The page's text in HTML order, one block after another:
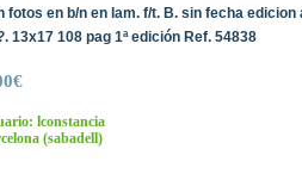
fotos en b/n en lam. f/t. B. sin fecha edicion
13x17 108 pag 1ª edición Ref. 54838
lconstancia
(sabadell)